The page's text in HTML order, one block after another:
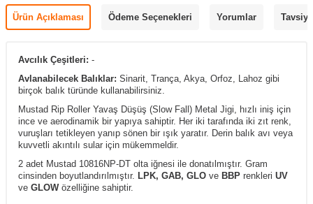
Ürün Açıklaması Ödeme Seçenekleri Yorumlar
Avcılık Çeşitleri: -
Avlanabilecek Balıklar: Sinarit, Trança, Akya, Orfoz, Lahoz gibi
birçok balık türünde kullanabilirsiniz.
Mustad Rip Roller Yavaş Düşüş (Slow Fall) Metal Jigi, hızlı iniş için
ince ve aerodinamik bir yapıya sahiptir. Her iki tarafında iki zıt renk,
vuruşları tetikleyen yanıp sönen bir ışık yaratır. Derin balık avı veya
kuvvetli akıntılı sular için mükemmeldir.
2 adet Mustad 10816NP-DT olta iğnesi ile donatılmıştır. Gram
cinsinden boyutlandırılmıştır. LPK, GAB, GLO ve BBP renkleri UV
ve GLOWözelliğine sahiptir.